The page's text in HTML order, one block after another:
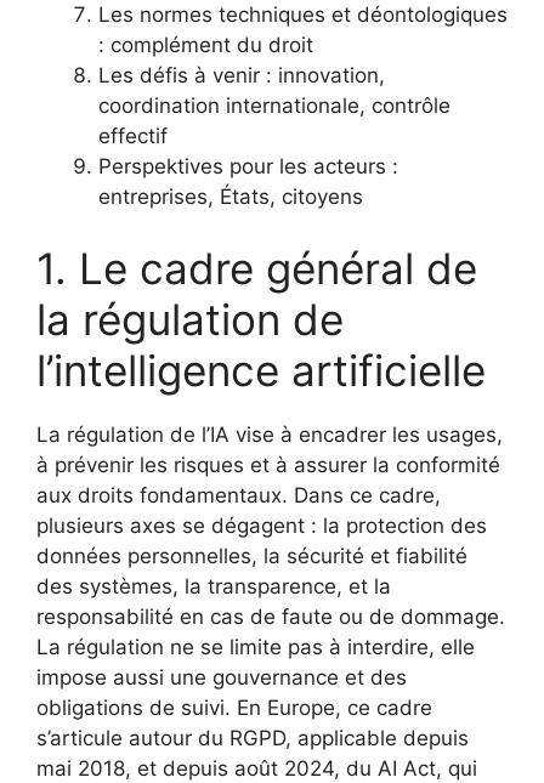
Les normes techniques et déontologiques
: complément du droit
Les défis à venir : innovation,
coordination internationale, contrôle
effectif
Perspektives pour les acteurs :
entreprises, États, citoyens
1. Le cadre général de
la régulation de
l’intelligence artificielle
La régulation de l’IA vise à encadrer les usages,
à prévenir les risques et à assurer la conformité
aux droits fondamentaux. Dans ce cadre,
plusieurs axes se dégagent : la protection des
données personnelles, la sécurité et fiabilité
des systèmes, la transparence, et la
responsabilité en cas de faute ou de dommage.
La régulation ne se limite pas à interdire, elle
impose aussi une gouvernance et des
obligations de suivi. En Europe, ce cadre
s’articule autour du RGPD, applicable depuis
mai 2018, et depuis août 2024, du AI Act, qui